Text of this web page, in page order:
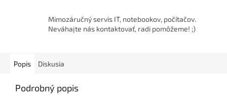
Mimozáručný servis IT, notebookov, počítačov.
Neváhajte nás kontaktovať, radi pomôžeme! ;)
Popis Diskusia
Podrobný popis